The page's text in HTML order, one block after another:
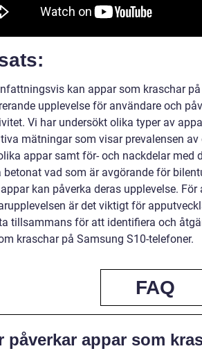
kan appar som kraschar
upplevelse för användare och
Vi har undersökt olika typer av
mätningar som visar prevalensen
appar samt för- och nackdelar med
betonat vad som är avgörande för
kan påverka deras upplevelse.
är det viktigt för
tillsammans för att identifiera och
kraschar på Samsung S10-telefoner.
FAQ
påverkar appar som